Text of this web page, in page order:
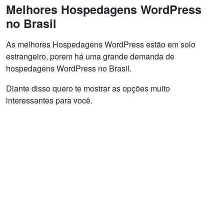
Melhores Hospedagens WordPress
no Brasil
As melhores Hospedagens WordPress estão em solo
estrangeiro, porem há uma grande demanda de
hospedagens WordPress no Brasil.
Diante disso quero te mostrar as opções muito
interessantes para você.